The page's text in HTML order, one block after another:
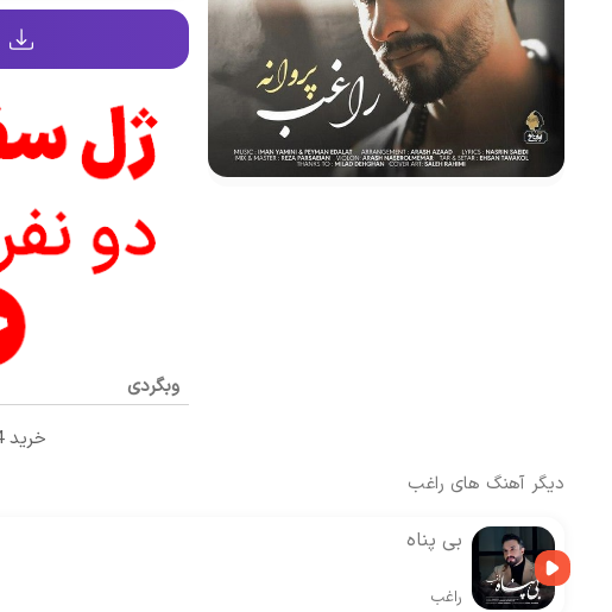
وبگردی
خرید 4 قسطه اینترنت پیشگامان ☎️ بدون نیاز به تلفن
دیگر آهنگ های راغب
بی پناه
راغب